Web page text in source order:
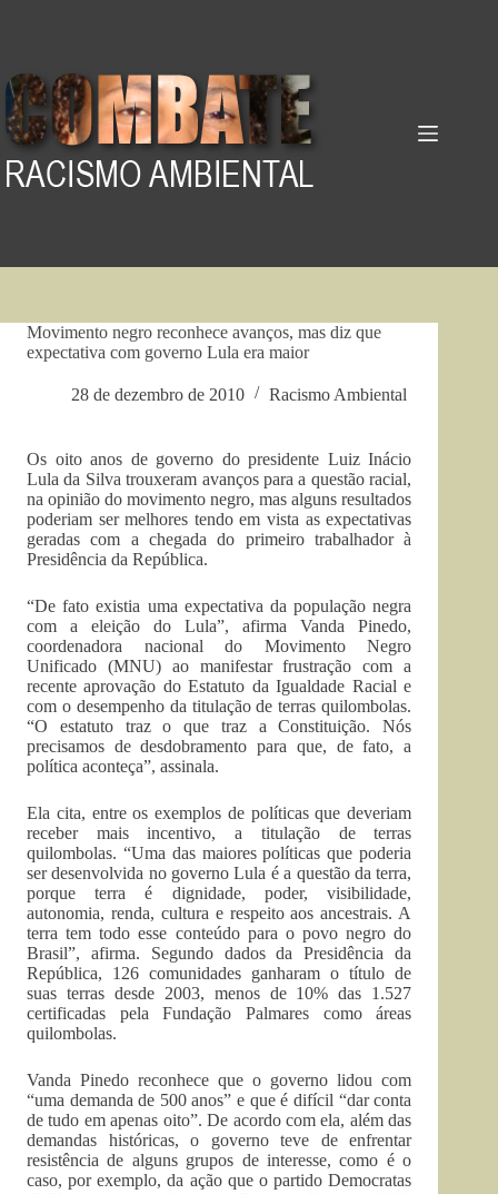
Movimento negro reconhece avanços, mas diz que
expectativa com governo Lula era maior
28 de dezembro de 2010 Racismo Ambiental
Os oito anos de governo do presidente Luiz Inácio
Lula da Silva trouxeram avanços para a questão racial,
na opinião do movimento negro, mas alguns resultados
poderiam ser melhores tendo em vista as expectativas
geradas com a chegada do primeiro trabalhador à
Presidência da República.
“De fato existia uma expectativa da população negra
com a eleição do Lula”, afirma Vanda Pinedo,
coordenadora nacional do Movimento Negro
Unificado (MNU) ao manifestar frustração com a
recente aprovação do Estatuto da Igualdade Racial e
com o desempenho da titulação de terras quilombolas.
“O estatuto traz o que traz a Constituição. Nós
precisamos de desdobramento para que, de fato, a
política aconteça”, assinala.
Ela cita, entre os exemplos de políticas que deveriam
receber mais incentivo, a titulação de terras
quilombolas. “Uma das maiores políticas que poderia
ser desenvolvida no governo Lula é a questão da terra,
porque terra é dignidade, poder, visibilidade,
autonomia, renda, cultura e respeito aos ancestrais. A
terra tem todo esse conteúdo para o povo negro do
Brasil”, afirma. Segundo dados da Presidência da
República, 126 comunidades ganharam o título de
suas terras desde 2003, menos de 10% das 1.527
certificadas pela Fundação Palmares como áreas
quilombolas.
Vanda Pinedo reconhece que o governo lidou com
“uma demanda de 500 anos” e que é difícil “dar conta
de tudo em apenas oito”. De acordo com ela, além das
demandas históricas, o governo teve de enfrentar
resistência de alguns grupos de interesse, como é o
caso, por exemplo, da ação que o partido Democratas